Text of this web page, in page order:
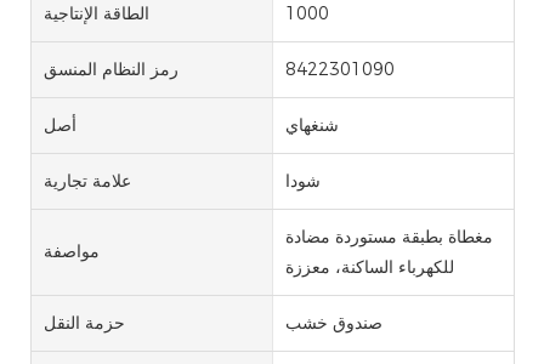
الطاقة الإنتاجية 1000
رمز النظام المنسق 8422301090
أصل شنغهاي
علامة تجارية شودا
مواصفة
مغطاة بطبقة مستوردة مضادة
للكهرباء الساكنة، معززة
حزمة النقل صندوق خشب